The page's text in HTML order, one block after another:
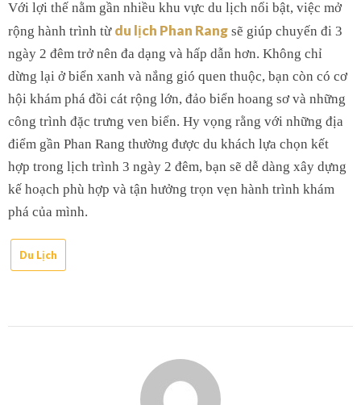
Với lợi thế nằm gần nhiều khu vực du lịch nổi bật, việc mở
rộng hành trình từ du lịch Phan Rang sẽ giúp chuyến đi 3
ngày 2 đêm trở nên đa dạng và hấp dẫn hơn. Không chỉ
dừng lại ở biển xanh và nắng gió quen thuộc, bạn còn có cơ
hội khám phá đồi cát rộng lớn, đảo biển hoang sơ và những
công trình đặc trưng ven biển. Hy vọng rằng với những địa
điểm gần Phan Rang thường được du khách lựa chọn kết
hợp trong lịch trình 3 ngày 2 đêm, bạn sẽ dễ dàng xây dựng
kế hoạch phù hợp và tận hưởng trọn vẹn hành trình khám
phá của mình.
Du Lịch